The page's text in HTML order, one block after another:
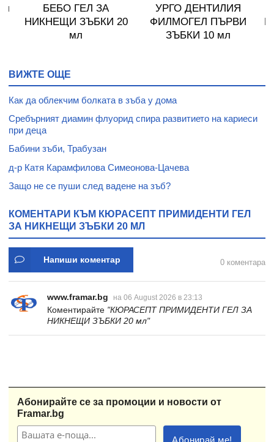
БЕБО ГЕЛ ЗА
НИКНЕЩИ ЗЪБКИ 20
мл
УРГО ДЕНТИЛИЯ
ФИЛМОГЕЛ ПЪРВИ
ЗЪБКИ 10 мл
ВИЖТЕ ОЩЕ
Как да облекчим болката в зъба у дома
Сребърният диамин флуорид спира развитието на кариеси
при деца
Бабини зъби, Трабузан
д-р Катя Карамфилова Симеонова-Цачева
Защо не се пуши след вадене на зъб?
КОМЕНТАРИ КЪМ КЮРАСЕПТ ПРИМИДЕНТИ ГЕЛ
ЗА НИКНЕЩИ ЗЪБКИ 20 МЛ
Напиши коментар 0 коментара
www.framar.bg на 06 August 2026 в 23:13
Коментирайте "КЮРАСЕПТ ПРИМИДЕНТИ ГЕЛ ЗА
НИКНЕЩИ ЗЪБКИ 20 мл"
Абонирайте се за промоции и новости от
Framar.bg